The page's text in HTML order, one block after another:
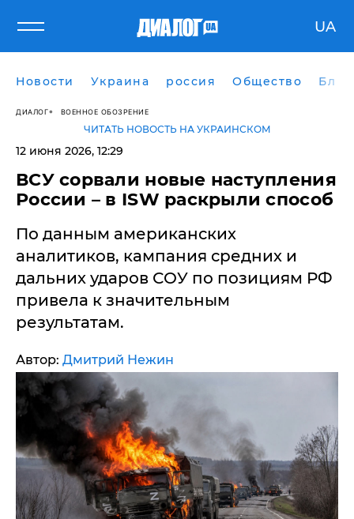
UA
Новости Украина россия Общество
ДИАЛОГ ВОЕННОЕ ОБОЗРЕНИЕ
ЧИТАТЬ НОВОСТЬ НА УКРАИНСКОМ
12 июня 2026, 12:29
ВСУ сорвали новые наступления
России – в ISW раскрыли способ
По данным американских
аналитиков, кампания средних и
дальних ударов СОУ по позициям РФ
привела к значительным
результатам.
Автор: Дмитрий Нежин